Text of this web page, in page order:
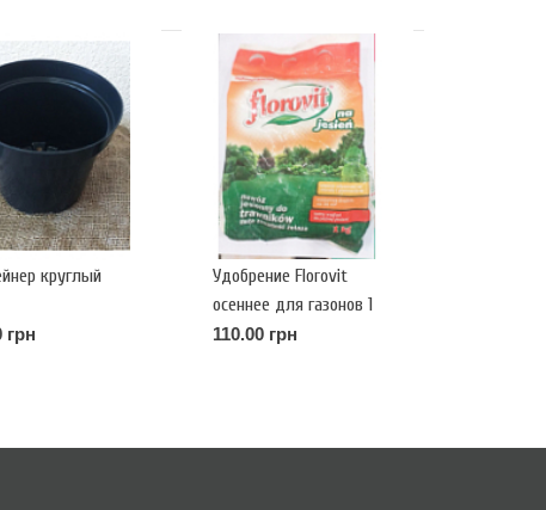
круглый
грн
Удобрение Florovit
осеннее для газонов 1
кг
110.00 грн